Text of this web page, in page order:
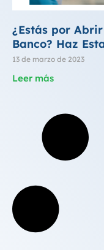
¿Estás por
Banco? Haz
13 de marzo de 2023
Leer más